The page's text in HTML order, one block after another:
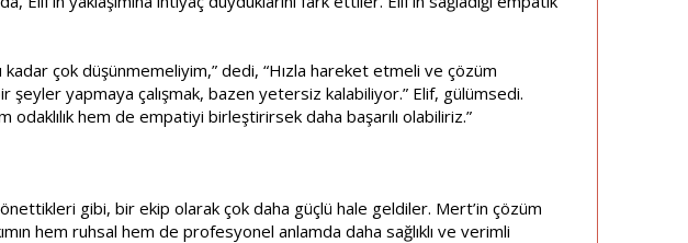
çok düşünmemeliyim,” dedi, “Hızla hareket etmeli ve çözüm
şeyler yapmaya çalışmak, bazen yetersiz kalabiliyor.” Elif, gülümsedi.
hem de empatiyi birleştirirsek daha başarılı olabiliriz.”
gibi, bir ekip olarak çok daha güçlü hale geldiler. Mert’in çözüm
hem ruhsal hem de profesyonel anlamda daha sağlıklı ve verimli